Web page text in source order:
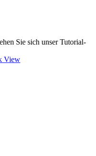
Sie sich unser Tutorial-
View